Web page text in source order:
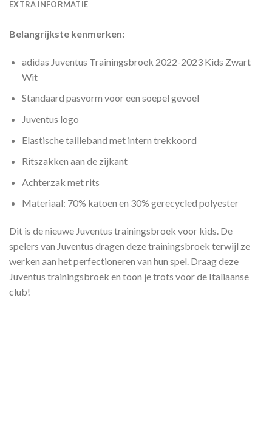
EXTRA INFORMATIE
Belangrijkste kenmerken:
adidas Juventus Trainingsbroek 2022-2023 Kids Zwart
Wit
Standaard pasvorm voor een soepel gevoel
Juventus logo
Elastische tailleband met intern trekkoord
Ritszakken aan de zijkant
Achterzak met rits
Materiaal: 70% katoen en 30% gerecycled polyester
Dit is de nieuwe Juventus trainingsbroek voor kids. De
spelers van Juventus dragen deze trainingsbroek terwijl ze
werken aan het perfectioneren van hun spel. Draag deze
Juventus trainingsbroek en toon je trots voor de Italiaanse
club!